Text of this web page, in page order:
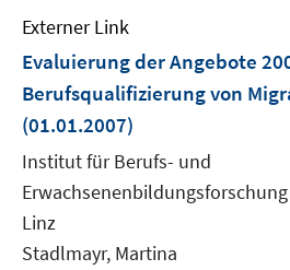
Externer Link
Evaluierung der Angebote
Berufsqualifizierung von
(01.01.2007)
Institut für Berufs- und
Linz
Stadlmayr, Martina